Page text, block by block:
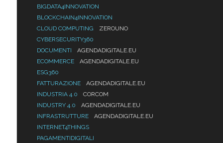
BIGDATA4INNOVATION
BLOCKCHAIN4INNOVATION
CLOUD COMPUTING
ZEROUNO
CYBERSECURITY360
DOCUMENTI
AGENDADIGITALE.EU
ECOMMERCE
AGENDADIGITALE.EU
ESG360
FATTURAZIONE
AGENDADIGITALE.EU
INDUSTRIA 4.0
CORCOM
INDUSTRY 4.0
AGENDADIGITALE.EU
INFRASTRUTTURE
AGENDADIGITALE.EU
INTERNET4THINGS
PAGAMENTIDIGITALI